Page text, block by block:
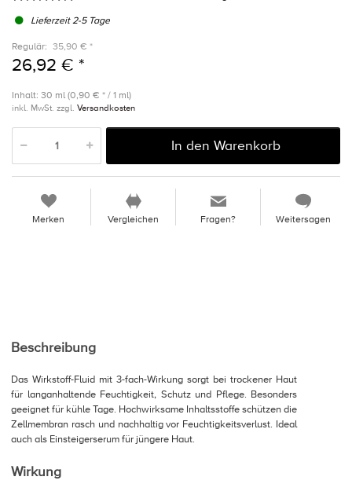
Lieferzeit 2-5 Tage
Regulär: 35,90 € *
26,92 € *
Inhalt: 30 ml (0,90 € * / 1 ml)
inkl. MwSt. zzgl. Versandkosten
In den Warenkorb
Merken Vergleichen Fragen? Weitersagen
Beschreibung
Das Wirkstoﬀ-Fluid mit 3-fach-Wirkung sorgt bei trockener Haut
für langanhaltende Feuchtigkeit, Schutz und Pﬂege. Besonders
geeignet für kühle Tage. Hochwirksame Inhaltsstoﬀe schützen die
Zellmembran rasch und nachhaltig vor Feuchtigkeitsverlust. Ideal
auch als Einsteigerserum für jüngere Haut.
Wirkung